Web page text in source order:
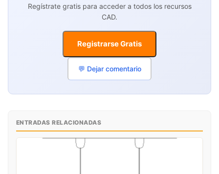
Regístrate gratis para acceder a todos los recursos
CAD.
Registrarse Gratis
💬 Dejar comentario
ENTRADAS RELACIONADAS